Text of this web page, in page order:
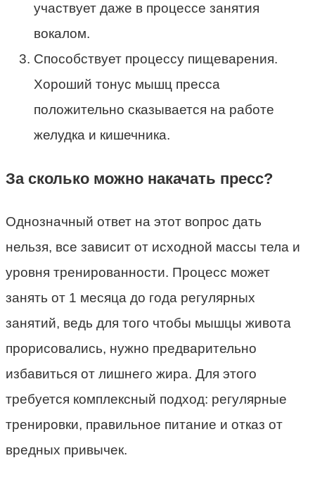
участвует даже в процессе занятия
вокалом.
Способствует процессу пищеварения.
Хороший тонус мышц пресса
положительно сказывается на работе
желудка и кишечника.
За сколько можно накачать пресс?
Однозначный ответ на этот вопрос дать
нельзя, все зависит от исходной массы тела и
уровня тренированности. Процесс может
занять от 1 месяца до года регулярных
занятий, ведь для того чтобы мышцы живота
прорисовались, нужно предварительно
избавиться от лишнего жира. Для этого
требуется комплексный подход: регулярные
тренировки, правильное питание и отказ от
вредных привычек.